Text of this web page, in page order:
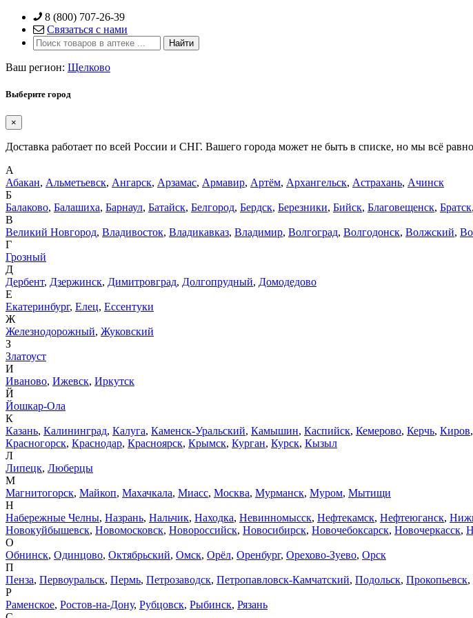
Skip
content
8 (800) 707-26-39
Связаться с нами
Ваш регион: Щелково
Выберите город
×
Доставка работает по всей России и СНГ. Вашего города может не быть в списке, но мы всё
А
Абакан, Альметьевск, Ангарск, Арзамас, Армавир, Артём, Архангельск, Астрахань, Ачинск
Б
Балаково, Балашиха, Барнаул, Батайск, Белгород, Бердск, Березники, Бийск, Благовещенск, Братск,
В
Великий Новгород, Владивосток, Владикавказ, Владимир, Волгоград, Волгодонск, Волжский,
Г
Грозный
Д
Дербент, Дзержинск, Димитровград, Долгопрудный, Домодедово
Е
Екатеринбург, Елец, Ессентуки
Ж
Железнодорожный, Жуковский
З
Златоуст
И
Иваново, Ижевск, Иркутск
Й
Йошкар-Ола
К
Казань, Калининград, Калуга, Каменск-Уральский, Камышин, Каспийск, Кемерово, Керчь, Киров,
Красногорск, Краснодар, Красноярск, Крымск, Курган, Курск, Кызыл
Л
Липецк, Люберцы
М
Магнитогорск, Майкоп, Махачкала, Миасс, Москва, Мурманск, Муром, Мытищи
Н
Набережные Челны, Назрань, Нальчик, Находка, Невинномысск, Нефтекамск, Нефтеюганск,
Новокуйбышевск, Новомосковск, Новороссийск, Новосибирск, Новочебоксарск, Новочеркасск,
О
Обнинск, Одинцово, Октябрьский, Омск, Орёл, Оренбург, Орехово-Зуево, Орск
П
Пенза, Первоуральск, Пермь, Петрозаводск, Петропавловск-Камчатский, Подольск, Прокопьевск,
Р
Раменское, Ростов-на-Дону, Рубцовск, Рыбинск, Рязань